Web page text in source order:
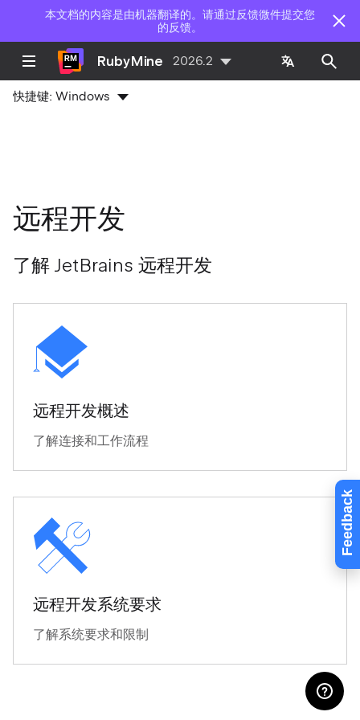
本文档的内容是由机器翻译的。请通过反馈微件提交您
的反馈。
Feedback
RubyMine 2026.2
快捷键:Windows
远程开发
了解 JetBrains 远程开发
远程开发概述
了解连接和工作流程
远程开发系统要求
了解系统要求和限制